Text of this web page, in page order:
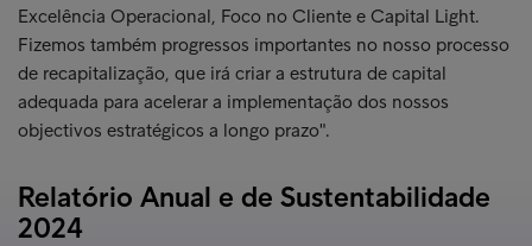
Excelência Operacional, Foco no Cliente e Capital Light.
Fizemos também progressos importantes no nosso processo
de recapitalização, que irá criar a estrutura de capital
adequada para acelerar a implementação dos nossos
objectivos estratégicos a longo prazo".
Relatório Anual e de Sustentabilidade
2024